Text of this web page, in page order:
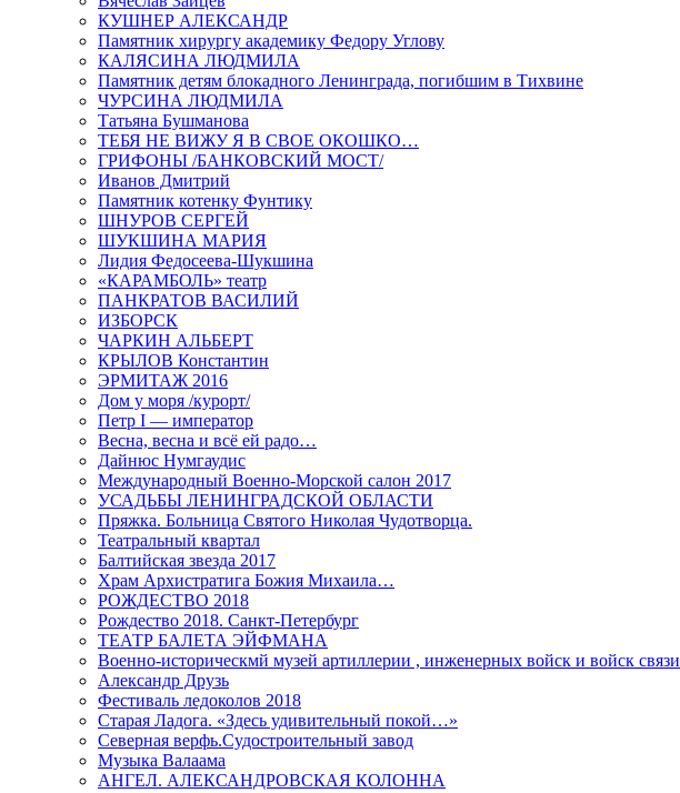
КУШНЕР АЛЕКСАНДР
Памятник хирургу академику Федору Углову
КАЛЯСИНА ЛЮДМИЛА
Памятник детям блокадного Ленинграда, погибшим в Тихвине
ЧУРСИНА ЛЮДМИЛА
Татьяна Бушманова
ТЕБЯ НЕ ВИЖУ Я В СВОЕ ОКОШКО…
ГРИФОНЫ /БАНКОВСКИЙ МОСТ/
Иванов Дмитрий
Памятник котенку Фунтику
ШНУРОВ СЕРГЕЙ
ШУКШИНА МАРИЯ
Лидия Федосеева-Шукшина
«КАРАМБОЛЬ» театр
ПАНКРАТОВ ВАСИЛИЙ
ИЗБОРСК
ЧАРКИН АЛЬБЕРТ
КРЫЛОВ Константин
ЭРМИТАЖ 2016
Дом у моря /курорт/
Петр I — император
Весна, весна и всё ей радо…
Дайнюс Нумгаудис
Международный Военно-Морской салон 2017
УСАДЬБЫ ЛЕНИНГРАДСКОЙ ОБЛАСТИ
Пряжка. Больница Святого Николая Чудотворца.
Театральный квартал
Балтийская звезда 2017
Храм Архистратига Божия Михаила…
РОЖДЕСТВО 2018
Рождество 2018. Санкт-Петербург
ТЕАТР БАЛЕТА ЭЙФМАНА
Военно-историческмй музей артиллерии , инженерных войск и войск связи
Александр Друзь
Фестиваль ледоколов 2018
Старая Ладога. «Здесь удивительный покой…»
Северная верфь.Судостроительный завод
Музыка Валаама
АНГЕЛ. АЛЕКСАНДРОВСКАЯ КОЛОННА